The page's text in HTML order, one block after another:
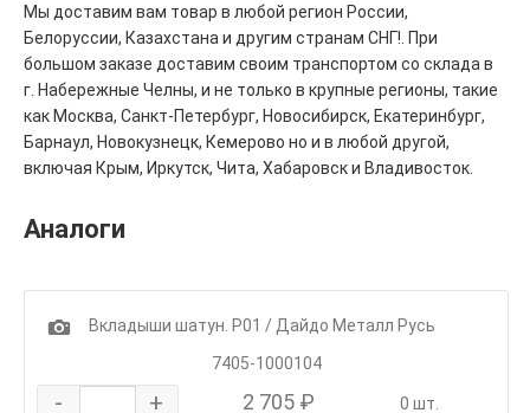
Мы доставим вам товар в любой регион России,
Белоруссии, Казахстана и другим странам СНГ!. При
большом заказе доставим своим транспортом со склада в
г. Набережные Челны, и не только в крупные регионы, такие
как Москва, Санкт-Петербург, Новосибирск, Екатеринбург,
Барнаул, Новокузнецк, Кемерово но и в любой другой,
включая Крым, Иркутск, Чита, Хабаровск и Владивосток.
Аналоги
1
Вкладыши шатун. Р01 / Дайдо Металл Русь
7405-1000104
- + 2 705 ₽ 0 шт.